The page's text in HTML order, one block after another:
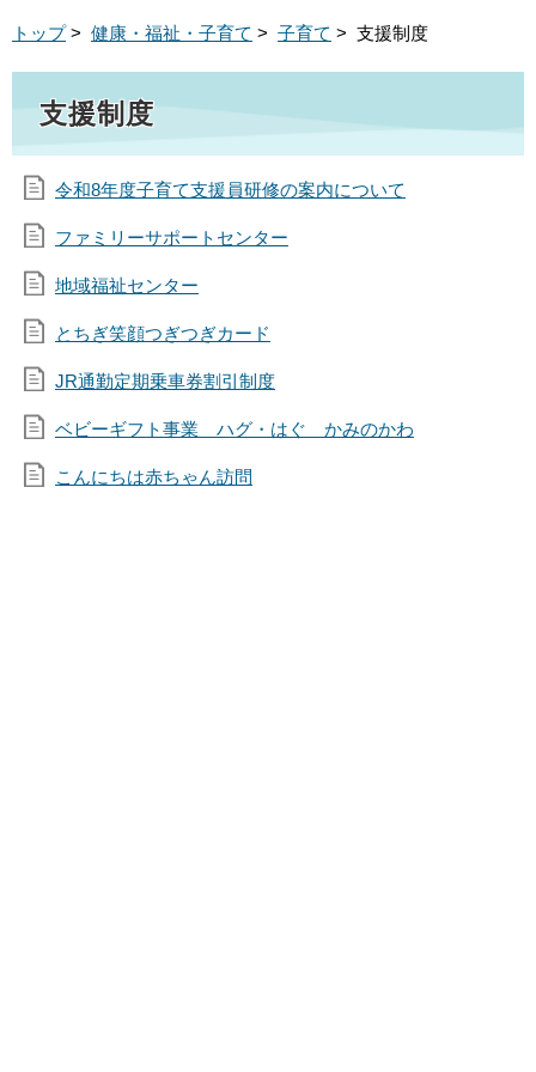
トップ> 健康・福祉・子育て > 子育て > 支援制度
支援制度
令和8年度子育て支援員研修の案内について
ファミリーサポートセンター
地域福祉センター
とちぎ笑顔つぎつぎカード
JR通勤定期乗車券割引制度
ベビーギフト事業 ハグ・はぐ かみのかわ
こんにちは赤ちゃん訪問